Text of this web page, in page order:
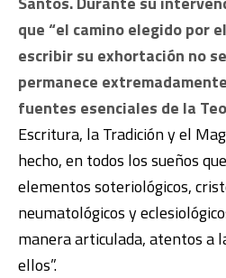
que “el camino elegido por
escribir su exhortación no
permanece
fuentes esenciales de la
Escritura, la Tradición y el
hecho, en todos los sueños
elementos soteriológicos,
neumatológicos y
manera articulada, atentos a
ellos”.